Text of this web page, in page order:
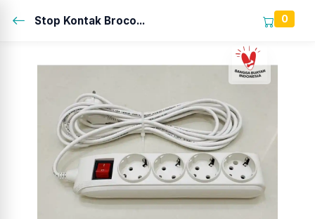
Stop Kontak Broco... 0